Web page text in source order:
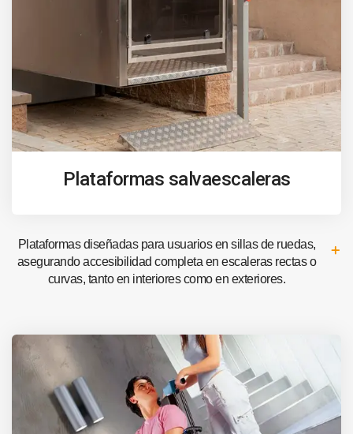
Plataformas salvaescaleras
Plataformas diseñadas para usuarios en sillas de ruedas,
asegurando accesibilidad completa en escaleras rectas o
curvas, tanto en interiores como en exteriores.